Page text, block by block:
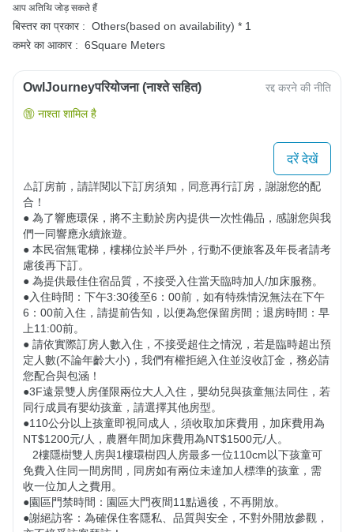
आप अतिथि जोड़ सकते हैं
बिस्तर का प्रकार : Others(based on availability) * 1
कमरे का आकार : 6Square Meters
OwlJourneyपरियोजना (नाश्ते सहित) रद्द करने की नीति
नाश्ता शामिल है
दरें देखें
⚠️訂房前，請詳閱以下訂房須知，同意再行訂房，謝謝您的配
合！
● 為了響應環保，將不主動於房內提供一次性備品，感謝您與我
們一同響應永續旅遊。
● 本民宿無電梯，樓梯位於半戶外，行動不便旅客及年長者請考
慮後再下訂。
● 為提供最佳住宿品質，不接受入住當天臨時加人/加床服務。
●入住時間：下午3:30後至6：00前，如有特殊情況無法在下午
6：00前入住，請提前告知，以便為您保留房間；退房時間：早
上11:00前。
● 請依實際訂房人數入住，不接受超住之情況，若是臨時超出預
定人數(不論年齡大小)，我們有權拒絕入住並沒收訂金，務必請
您配合與包涵！
​​​​●​​​3F遠景雙人房僅限兩位大人入住，嬰幼兒與孩童無法同住，若
同行成員有嬰幼孩童，請選擇其他房型。
​​●​​​110公分以上孩童即視同成人，須收取加床費用，加床費用為
NT$1200元/人，農曆年間加床費用為NT$1500元/人。
免費入住同一間房間，同房如有兩位未達加人標準的孩童，需
收一位加人之費用。
●園區門禁時間：園區大門夜間11點過後，不再開放。
●謝絕訪客：為確保住客隱私、品質與安全，不對外開放參觀，